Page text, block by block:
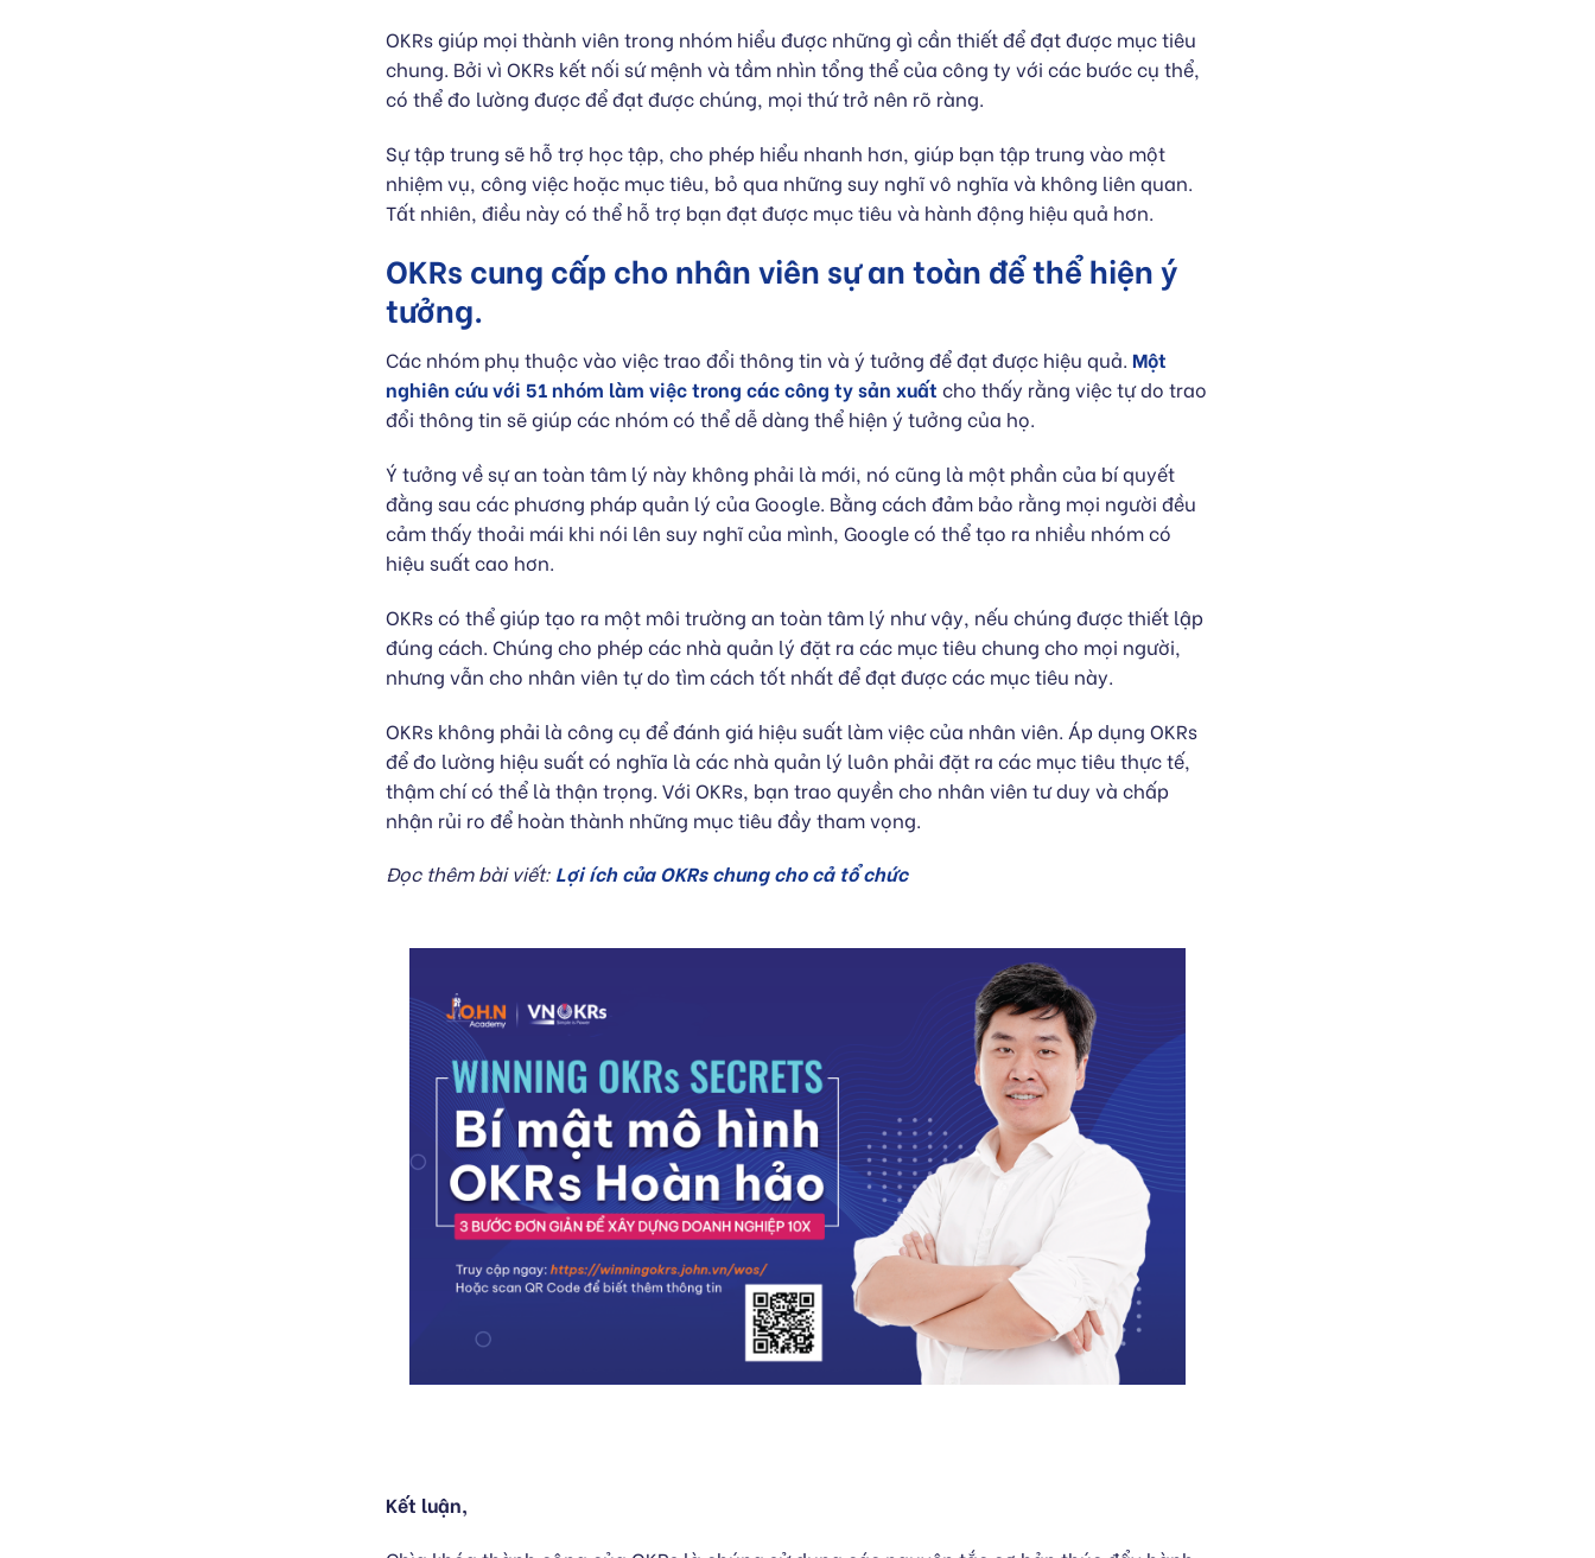
OKRs giúp mọi thành viên trong nhóm hiểu được những gì cần thiết để đạt được mục tiêu
chung. Bởi vì OKRs kết nối sứ mệnh và tầm nhìn tổng thể của công ty với các bước cụ thể,
có thể đo lường được để đạt được chúng, mọi thứ trở nên rõ ràng.
Sự tập trung sẽ hỗ trợ học tập, cho phép hiểu nhanh hơn, giúp bạn tập trung vào một
nhiệm vụ, công việc hoặc mục tiêu, bỏ qua những suy nghĩ vô nghĩa và không liên quan.
Tất nhiên, điều này có thể hỗ trợ bạn đạt được mục tiêu và hành động hiệu quả hơn.
OKRs cung cấp cho nhân viên sự an toàn để thể hiện ý
tưởng.
Các nhóm phụ thuộc vào việc trao đổi thông tin và ý tưởng để đạt được hiệu quả. Một
nghiên cứu với 51 nhóm làm việc trong các công ty sản xuất cho thấy rằng việc tự do trao
đổi thông tin sẽ giúp các nhóm có thể dễ dàng thể hiện ý tưởng của họ.
Ý tưởng về sự an toàn tâm lý này không phải là mới, nó cũng là một phần của bí quyết
đằng sau các phương pháp quản lý của Google. Bằng cách đảm bảo rằng mọi người đều
cảm thấy thoải mái khi nói lên suy nghĩ của mình, Google có thể tạo ra nhiều nhóm có
hiệu suất cao hơn.
OKRs có thể giúp tạo ra một môi trường an toàn tâm lý như vậy, nếu chúng được thiết lập
đúng cách. Chúng cho phép các nhà quản lý đặt ra các mục tiêu chung cho mọi người,
nhưng vẫn cho nhân viên tự do tìm cách tốt nhất để đạt được các mục tiêu này.
OKRs không phải là công cụ để đánh giá hiệu suất làm việc của nhân viên. Áp dụng OKRs
để đo lường hiệu suất có nghĩa là các nhà quản lý luôn phải đặt ra các mục tiêu thực tế,
thậm chí có thể là thận trọng. Với OKRs, bạn trao quyền cho nhân viên tư duy và chấp
nhận rủi ro để hoàn thành những mục tiêu đầy tham vọng.
Đọc thêm bài viết: Lợi ích của OKRs chung cho cả tổ chức
Kết luận,